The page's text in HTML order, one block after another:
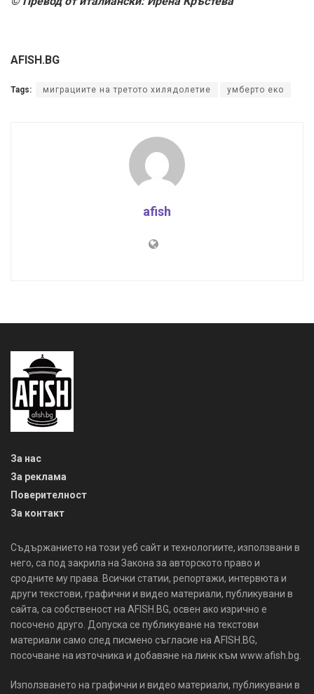
AFISH.BG
Tags: миграциите на третото хилядолетие умберто еко
afish
За нас
За реклама
Поверителност
За контакт
Съдържанието на този уеб сайт и технологиите, използвани в
него, са под закрила на Закона за авторското право и
сродните му права. Всички статии, репортажи, интервюта и
други текстови, графични и видео материали, публикувани в
сайта, са собственост на AFISH.BG, освен ако изрично е
посочено друго. Допуска се публикуване на текстови
материали само след писмено съгласие на AFISH.BG,
посочване на източника и добавяне на линк към www.afish.bg.
Използването на графични и видео материали, публикувани в